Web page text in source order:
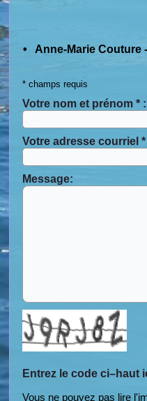
• Anne-Marie Couture
* champs requis
Votre nom et prénom * :
Votre adresse courriel *
Message:
Entrez le code ci–haut
Vous ne pouvez pas lire